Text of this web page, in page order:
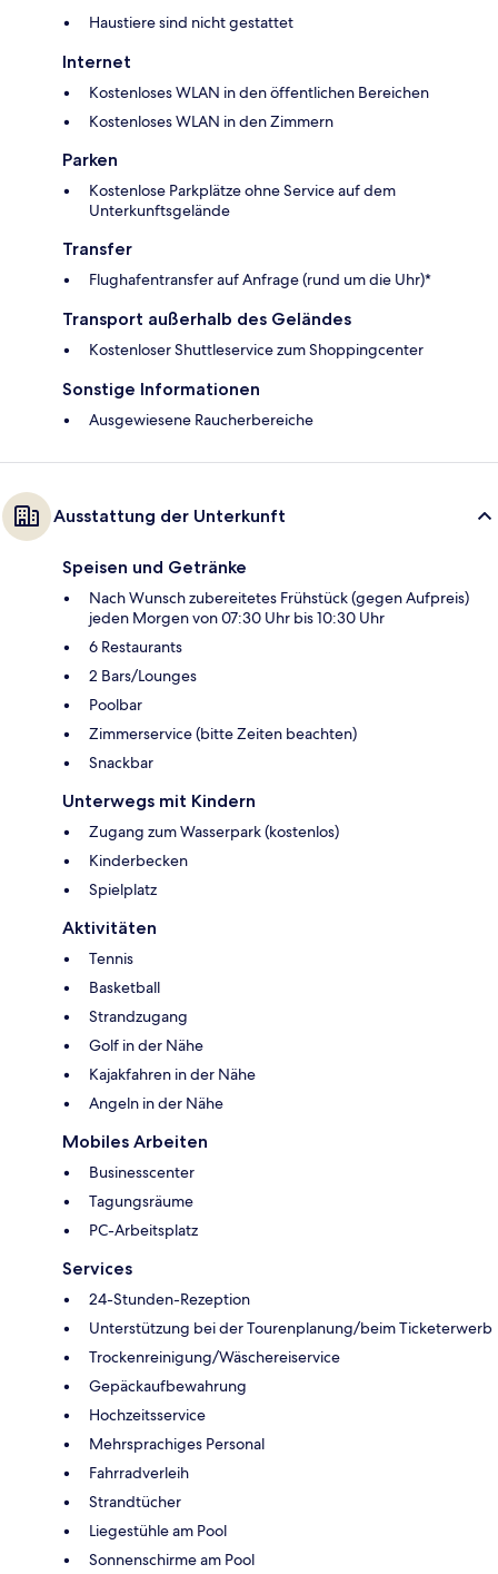
Haustiere sind nicht gestattet
Internet
Kostenloses WLAN in den öffentlichen Bereichen
Kostenloses WLAN in den Zimmern
Parken
Kostenlose Parkplätze ohne Service auf dem
Unterkunftsgelände
Transfer
Flughafentransfer auf Anfrage (rund um die Uhr)*
Transport außerhalb des Geländes
Kostenloser Shuttleservice zum Shoppingcenter
Sonstige Informationen
Ausgewiesene Raucherbereiche
Ausstattung der Unterkunft
Speisen und Getränke
Nach Wunsch zubereitetes Frühstück (gegen Aufpreis)
jeden Morgen von 07:30 Uhr bis 10:30 Uhr
6 Restaurants
2 Bars/Lounges
Poolbar
Zimmerservice (bitte Zeiten beachten)
Snackbar
Unterwegs mit Kindern
Zugang zum Wasserpark (kostenlos)
Kinderbecken
Spielplatz
Aktivitäten
Tennis
Basketball
Strandzugang
Golf in der Nähe
Kajakfahren in der Nähe
Angeln in der Nähe
Mobiles Arbeiten
Businesscenter
Tagungsräume
PC-Arbeitsplatz
Services
24-Stunden-Rezeption
Unterstützung bei der Tourenplanung/beim Ticketerwerb
Trockenreinigung/Wäschereiservice
Gepäckaufbewahrung
Hochzeitsservice
Mehrsprachiges Personal
Fahrradverleih
Strandtücher
Liegestühle am Pool
Sonnenschirme am Pool